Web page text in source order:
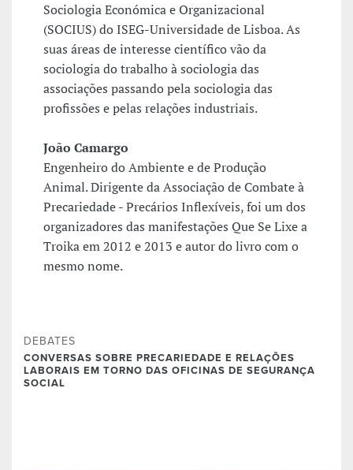
Sociologia Económica e Organizacional
(SOCIUS) do ISEG-Universidade de Lisboa. As
suas áreas de interesse científico vão da
sociologia do trabalho à sociologia das
associações passando pela sociologia das
profissões e pelas relações industriais.
João Camargo
Engenheiro do Ambiente e de Produção
Animal. Dirigente da Associação de Combate à
Precariedade - Precários Inflexíveis, foi um dos
organizadores das manifestações Que Se Lixe a
Troika em 2012 e 2013 e autor do livro com o
mesmo nome.
DEBATES
CONVERSAS SOBRE PRECARIEDADE E RELAÇÕES
LABORAIS EM TORNO DAS OFICINAS DE SEGURANÇA
SOCIAL